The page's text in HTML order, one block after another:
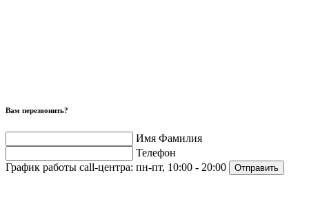
Вам перезвонить?
Имя Фамилия
Телефон
График работы call-центра: пн-пт, 10:00 - 20:00 Отправить